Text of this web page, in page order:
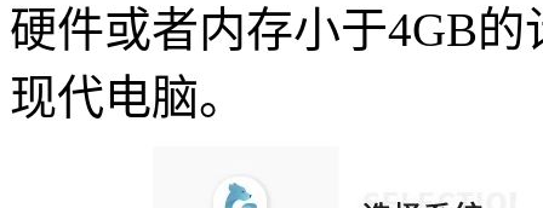
硬件或者内存小于4GB的
现代电脑。